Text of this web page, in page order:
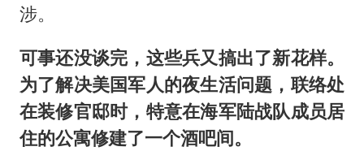
涉。
可事还没谈完，这些兵又搞出了新花样。
为了解决美国军人的夜生活问题，联络处
在装修官邸时，特意在海军陆战队成员居
住的公寓修建了一个酒吧间。